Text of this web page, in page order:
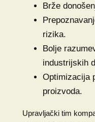
Brže
rizika.
Bolje
industrijskih
Optimizacija
proizvoda.
Upravljački tim